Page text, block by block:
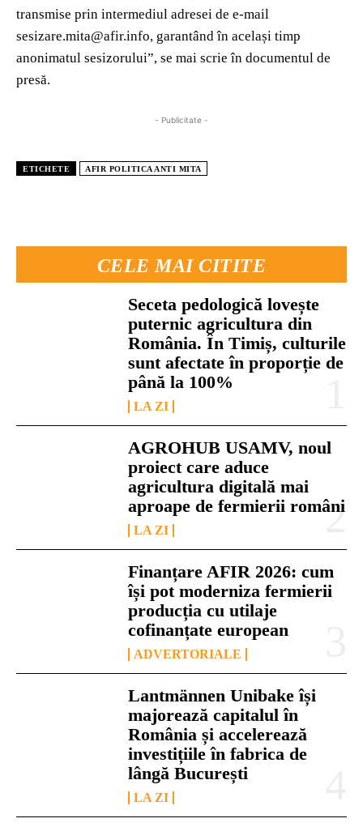
CELE MAI CITITE
Seceta pedologică lovește
puternic agricultura din
România. În Timiș, culturile
sunt afectate în proporție de
până la 100%
LA ZI
AGROHUB USAMV, noul
proiect care aduce
agricultura digitală mai
aproape de fermierii români
LA ZI
Finanțare AFIR 2026: cum
își pot moderniza fermierii
producția cu utilaje
cofinanțate european
ADVERTORIALE
Lantmännen Unibake își
majorează capitalul în
România și accelerează
investițiile în fabrica de
lângă București
LA ZI
transmise prin intermediul adresei de e-mail
sesizare.mita@afir.info, garantând în același timp
anonimatul sesizorului”, se mai scrie în documentul de
presă.
- Publicitate -
ETICHETE AFIR POLITICA ANTI MITA